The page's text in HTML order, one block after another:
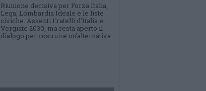
Riunione decisiva per Forza Italia,
Lega, Lombardia Ideale e le liste
civiche. Assenti Fratelli d'Italia e
Vergiate 2030, ma resta aperto il
dialogo per costruire un'alternativa